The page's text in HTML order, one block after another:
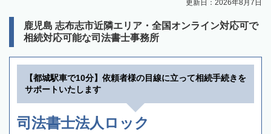
更新日：2026年8月7日
鹿児島 志布志市近隣エリア・全国オンライン対応可で
相続対応可能な司法書士事務所
【都城駅車で10分】依頼者様の目線に立って相続手続きを
サポートいたします
司法書士法人ロック